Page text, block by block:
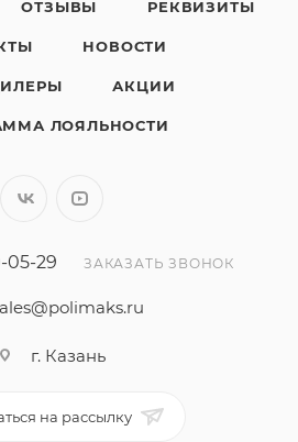
ОТЗЫВЫ РЕКВИЗИТЫ
НОВОСТИ
АКЦИИ
ЛОЯЛЬНОСТИ
05-29 ЗАКАЗАТЬ ЗВОНОК
г. Казань
на рассылку